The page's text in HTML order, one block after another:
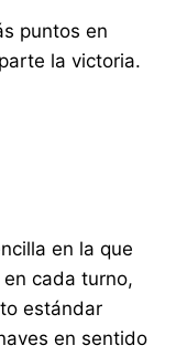
puntos en
la victoria.
en la que
cada turno,
estándar
en sentido